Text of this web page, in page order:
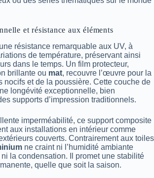
et résistance aux éléments
résistance remarquable aux UV, à
de température, préservant ainsi
dans le temps. Un film protecteur,
brillante ou mat, recouvre l’œuvre pour la
nocifs et de la poussière. Cette couche de
longévité exceptionnelle, bien
supports d’impression traditionnels.
imperméabilité, ce support composite
aux installations en intérieur comme
couverts. Contrairement aux toiles
ne craint ni l’humidité ambiante
la condensation. Il promet une stabilité
quelle que soit la saison.